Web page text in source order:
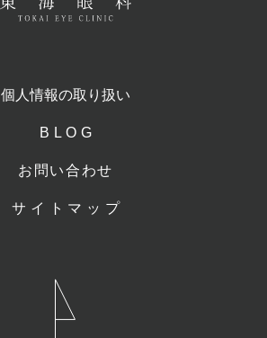
個人情報の取り扱い
BLOG
お問い合わせ
サイトマップ